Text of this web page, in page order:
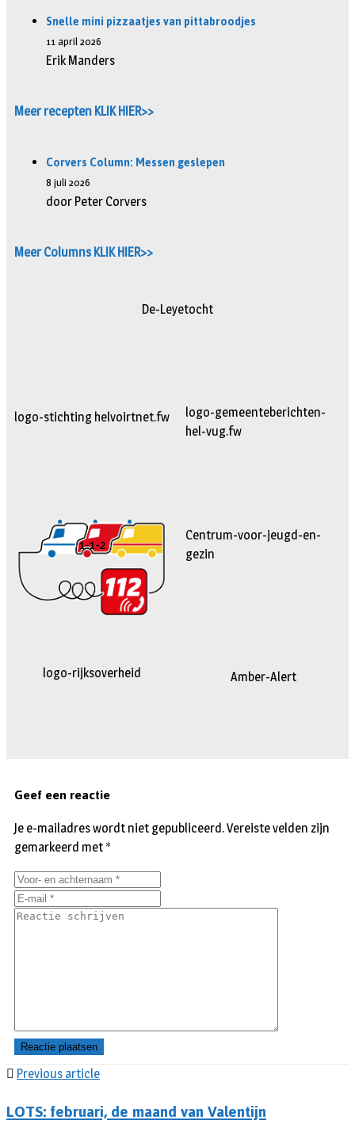
Snelle mini pizzaatjes van pittabroodjes
11 april 2026
Erik Manders
Meer recepten KLIK HIER>>
Corvers Column: Messen geslepen
8 juli 2026
door Peter Corvers
Meer Columns KLIK HIER>>
De-Leyetocht
logo-stichting helvoirtnet.fw
logo-gemeenteberichten-
hel-vug.fw
1-1-2
Centrum-voor-jeugd-en-
gezin
logo-rijksoverheid Amber-Alert
Previous article
LOTS: februari, de maand van Valentijn
Geef een reactie
Je e-mailadres wordt niet gepubliceerd.Vereiste velden zijn
gemarkeerd met *